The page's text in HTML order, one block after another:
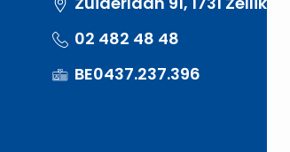
02 482 48 48
BE0437.237.396